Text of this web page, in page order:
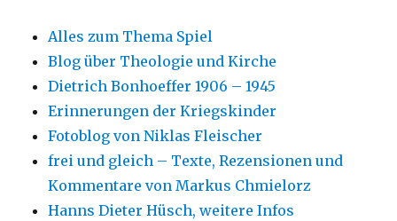
Alles zum Thema Spiel
Blog über Theologie und Kirche
Dietrich Bonhoeffer 1906 – 1945
Erinnerungen der Kriegskinder
Fotoblog von Niklas Fleischer
frei und gleich – Texte, Rezensionen und
Kommentare von Markus Chmielorz
Hanns Dieter Hüsch, weitere Infos